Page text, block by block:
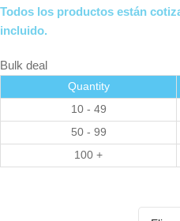
Todos los productos están
incluido.
Bulk deal
Quantity
10 - 49
50 - 99
100 +